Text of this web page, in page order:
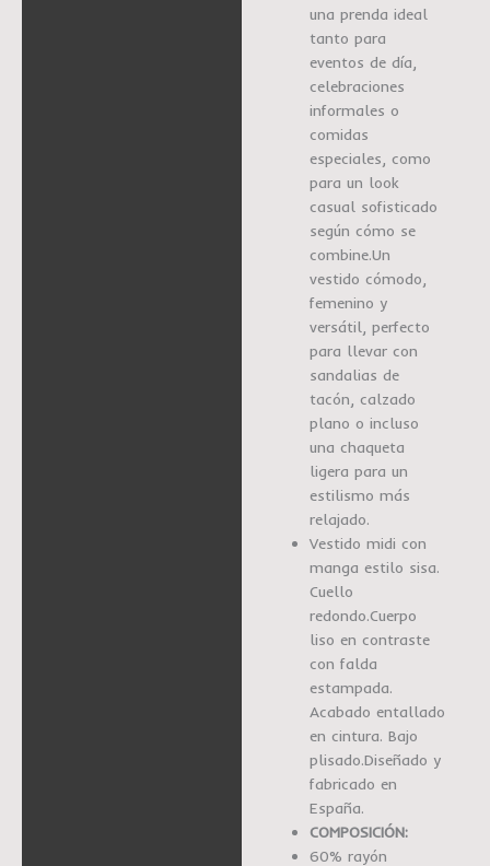
una prenda ideal
tanto para
eventos de día,
celebraciones
informales o
comidas
especiales, como
para un look
casual sofisticado
según cómo se
combine.Un
vestido cómodo,
femenino y
versátil, perfecto
para llevar con
sandalias de
tacón, calzado
plano o incluso
una chaqueta
ligera para un
estilismo más
relajado.
Vestido midi con
manga estilo sisa.
Cuello
redondo.Cuerpo
liso en contraste
con falda
estampada.
Acabado entallado
en cintura. Bajo
plisado.Diseñado y
fabricado en
España.
COMPOSICIÓN:
60% rayón